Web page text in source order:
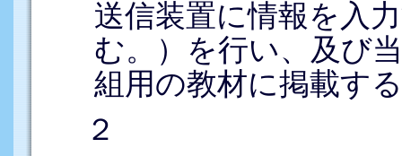
送信装置に情報を入
む。）を行い、及び
組用の教材に掲載す
２